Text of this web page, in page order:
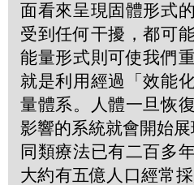
面看來呈現固體形式
受到任何干擾，都可
能量形式則可使我們
就是利用經過「效能
量體系。人體一旦恢
影響的系統就會開始
同類療法已有二百多
大約有五億人口經常